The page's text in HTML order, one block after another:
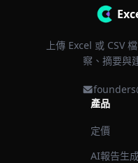
上傳 Excel 或 CSV
察、摘要與
產品
定價
AI報告生